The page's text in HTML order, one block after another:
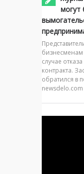
могут
случае
контракта.
обратился в
newsdelo.com